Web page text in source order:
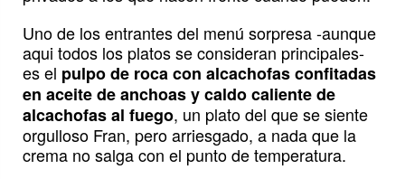
Uno de los entrantes del menú sorpresa -aunque
aqui todos los platos se consideran principales-
es el pulpo de roca con alcachofas confitadas
en aceite de anchoas y caldo caliente de
alcachofas al fuego, un plato del que se siente
orgulloso Fran, pero arriesgado, a nada que la
crema no salga con el punto de temperatura.